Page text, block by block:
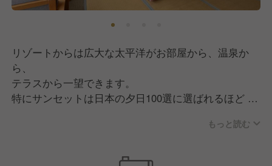
リゾートからは広大な太平洋がお部屋から、温泉か
ら、
テラスから一望できます。
特にサンセットは日本の夕日100選に選ばれるほど
もっと読む